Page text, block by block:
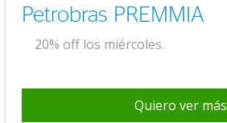
Petrobras PREMMIA
20% off los miércoles.
Quiero ver más